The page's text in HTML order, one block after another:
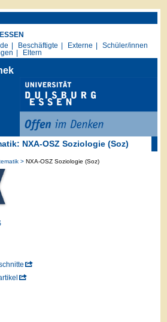
Beschäftigte Externe
Schüler/innen
Eltern
NXA-OSZ Soziologie (Soz)
NXA-OSZ Soziologie (Soz)